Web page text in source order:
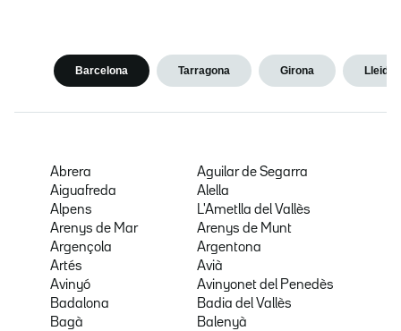
Barcelona Tarragona Girona Lleida
Abrera
Aguilar de Segarra
Aiguafreda
Alella
Alpens
L'Ametlla del Vallès
Arenys de Mar
Arenys de Munt
Argençola
Argentona
Artés
Avià
Avinyó
Avinyonet del Penedès
Badalona
Badia del Vallès
Bagà
Balenyà